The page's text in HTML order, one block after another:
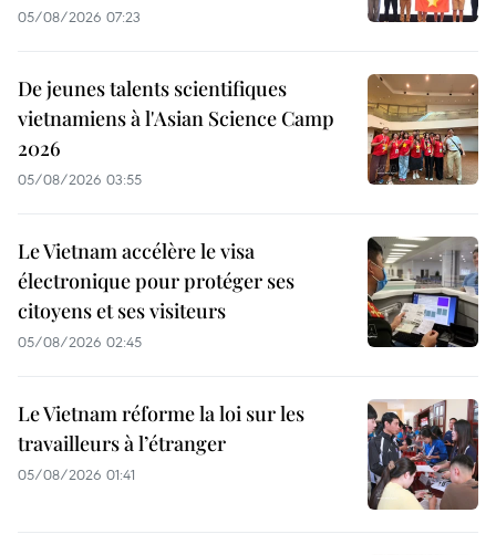
05/08/2026 07:23
De jeunes talents scientifiques
vietnamiens à l'Asian Science Camp
2026
05/08/2026 03:55
Le Vietnam accélère le visa
électronique pour protéger ses
citoyens et ses visiteurs
05/08/2026 02:45
Le Vietnam réforme la loi sur les
travailleurs à l’étranger
05/08/2026 01:41